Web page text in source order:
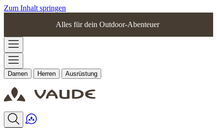
Zum Inhalt springen
Alles für dein Outdoor-Abenteuer
Damen Herren Ausrüstung